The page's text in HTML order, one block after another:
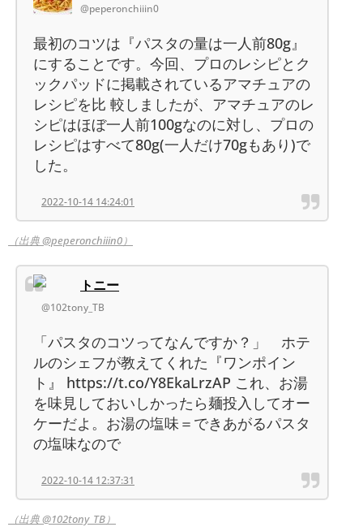
@peperonchiiin0
最初のコツは『パスタの量は一人前80g』
にすることです。今回、プロのレシピとク
ックパッドに掲載されているアマチュアの
レシピを比 較しましたが、アマチュアのレ
シピはほぼ一人前100gなのに対し、プロの
レシピはすべて80g(一人だけ70gもあり)で
した。
2022-10-14 14:24:01
（出典 @peperonchiiin0）
トニー
@102tony_TB
「パスタのコツってなんですか？」 ホテ
ルのシェフが教えてくれた『ワンポイン
ト』 https://t.co/Y8EkaLrzAP これ、お湯
を味見しておいしかったら麺投入してオー
ケーだよ。お湯の塩味＝できあがるパスタ
の塩味なので
2022-10-14 12:37:31
（出典 @102tony_TB）